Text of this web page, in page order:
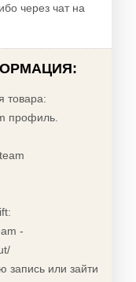
через чат на
товара:
профиль.
-
запись или зайти